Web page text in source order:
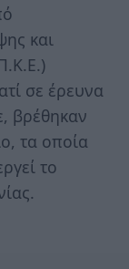
και
σε έρευνα
βρέθηκαν
τα οποία
το